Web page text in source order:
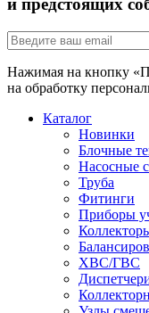
и предстоящих
Нажимая на кнопку
на обработку
Каталог
Новинки
Блочные
Насосные
Труба
Фитинги
Приборы
ХВС/ГВС